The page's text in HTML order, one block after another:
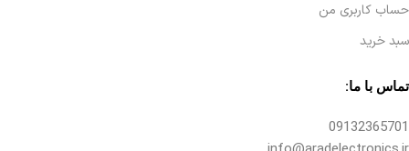
حساب کاربری من
سبد خرید
تماس با ما:
09132365701